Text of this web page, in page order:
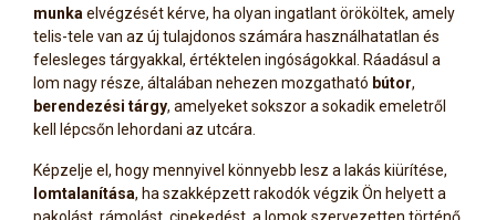
munka elvégzését kérve, ha olyan ingatlant örököltek, amely
telis-tele van az új tulajdonos számára használhatatlan és
felesleges tárgyakkal, értéktelen ingóságokkal. Ráadásul a
lom nagy része, általában nehezen mozgatható bútor,
berendezési tárgy, amelyeket sokszor a sokadik emeletről
kell lépcsőn lehordani az utcára.
Képzelje el, hogy mennyivel könnyebb lesz a lakás kiürítése,
lomtalanítása, ha szakképzett rakodók végzik Ön helyett a